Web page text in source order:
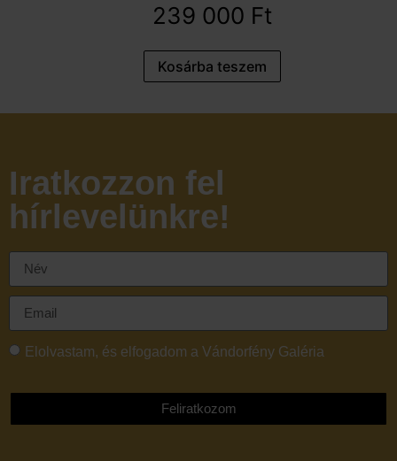
239 000 Ft
Kosárba teszem
Iratkozzon fel
hírlevelünkre!
Elolvastam, és elfogadom a Vándorfény Galéria
Feliratkozom